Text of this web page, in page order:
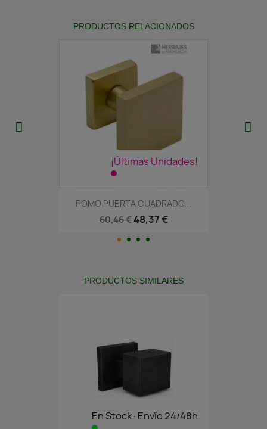
PRODUCTOS RELACIONADOS
¡Últimas Unidades!
POMO PUERTA CUADRADO...
60,46 € 48,37 €
PRODUCTOS SIMILARES
En Stock·Envío 24/48h